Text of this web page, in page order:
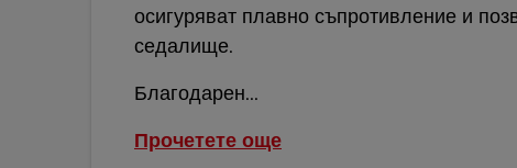
осигуряват плавно съпротивление и
седалище.
Благодарен...
Прочетете още